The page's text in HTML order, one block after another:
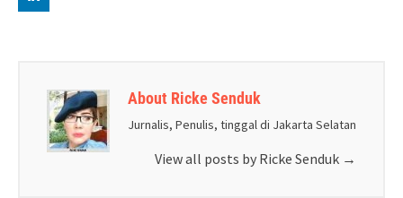
About Ricke Senduk
Jurnalis, Penulis, tinggal di Jakarta Selatan
View all posts by Ricke Senduk →